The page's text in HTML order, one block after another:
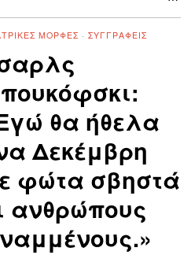
ΜΟΡΦΈΣ · ΣΥΓΓΡΑΦΕΊΣ
θα ήθελα
Δεκέμβρη
φώτα σβηστά
ανθρώπους